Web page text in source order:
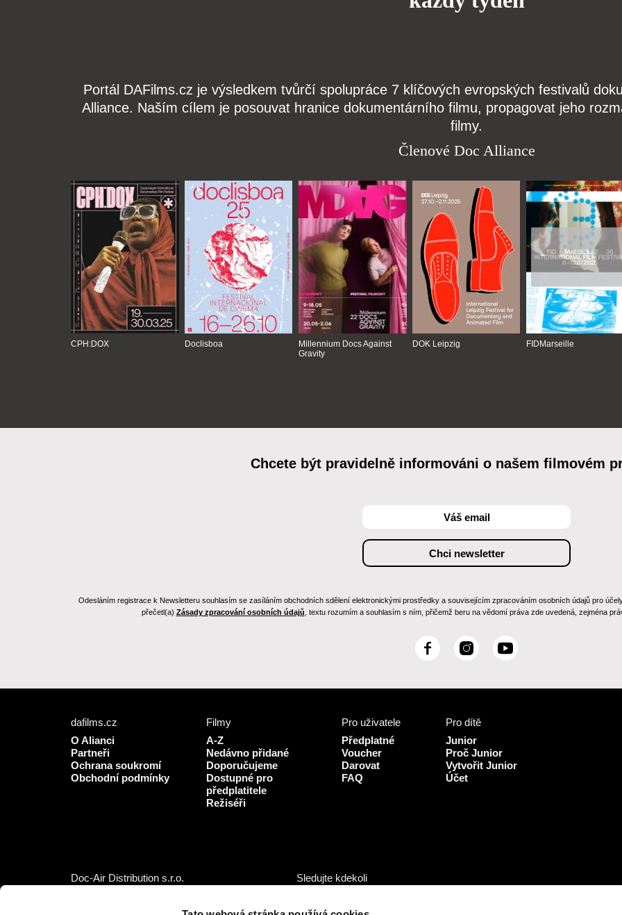
Portál DAFilms.cz je výsledkem tvůrčí spolupráce 7 klíčových evropských festivalů
Alliance. Naším cílem je posouvat hranice dokumentárního filmu, propagovat jeho
filmy.
Členové Doc Alliance
CPH:DOX Doclisboa
Millennium Docs Against
Gravity
DOK Leipzig FIDMarseille
Chcete být pravidelně informováni o našem filmovém
Odesláním registrace k Newsletteru souhlasím se zasíláním obchodních sdělení elektronickými prostředky a souvisejícím zpracováním osobních údajů pro
přečetl(a) Zásady zpracování osobních údajů , textu rozumím a souhlasím s ním, přičemž beru na vědomí práva zde uvedená, zejména
F
I
g
r
a
m
Y
dafilms.cz
O Alianci
Partneři
Ochrana soukromí
Obchodní podmínky
Filmy
A-Z
Nedávno přidané
Doporučujeme
Dostupné pro
předplatitele
Režiséři
Pro uživatele
Předplatné
Voucher
Darovat
FAQ
Pro dítě
Junior
Proč Junior
Vytvořit Junior
Účet
Doc-Air Distribution s.r.o.
IČO: 10981241, DIČ: CZ10981241
Sledujte kdekoli